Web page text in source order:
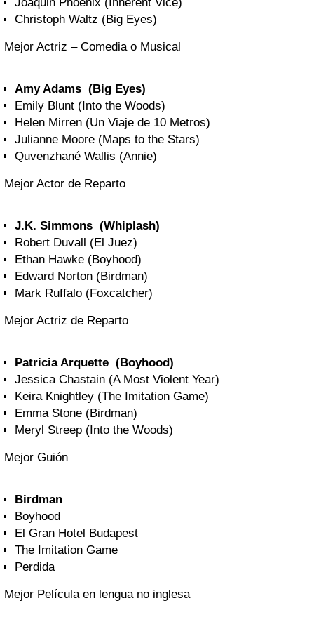
Christoph Waltz (Big Eyes)
Mejor Actriz – Comedia o Musical
Amy Adams (Big Eyes)
Emily Blunt (Into the Woods)
Helen Mirren (Un Viaje de 10 Metros)
Julianne Moore (Maps to the Stars)
Quvenzhané Wallis (Annie)
Mejor Actor de Reparto
J.K. Simmons (Whiplash)
Robert Duvall (El Juez)
Ethan Hawke (Boyhood)
Edward Norton (Birdman)
Mark Ruffalo (Foxcatcher)
Mejor Actriz de Reparto
Patricia Arquette (Boyhood)
Jessica Chastain (A Most Violent Year)
Keira Knightley (The Imitation Game)
Emma Stone (Birdman)
Meryl Streep (Into the Woods)
Mejor Guión
Birdman
Boyhood
El Gran Hotel Budapest
The Imitation Game
Perdida
Mejor Película en lengua no inglesa